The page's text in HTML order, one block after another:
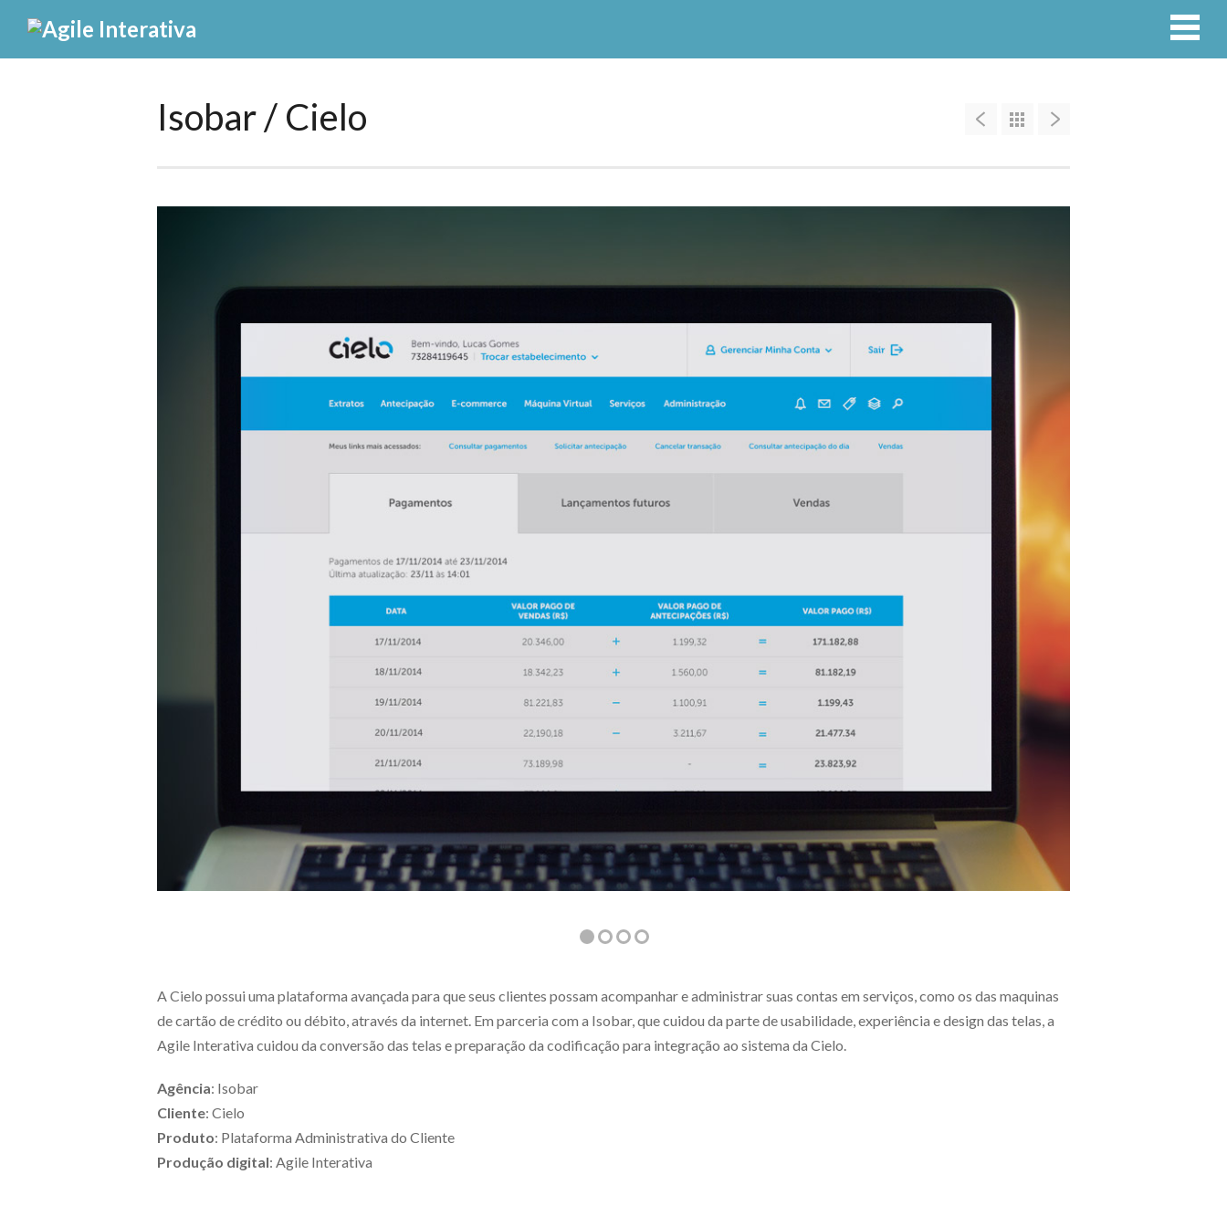
Isobar / Cielo
A Cielo possui uma plataforma avançada para que seus clientes possam acompanhar e administrar suas contas em serviços, como os das maquinas
de cartão de crédito ou débito, através da internet. Em parceria com a Isobar, que cuidou da parte de usabilidade, experiência e design das telas, a
Agile Interativa cuidou da conversão das telas e preparação da codificação para integração ao sistema da Cielo.
Agência: Isobar
Cliente: Cielo
Produto: Plataforma Administrativa do Cliente
Produção digital: Agile Interativa